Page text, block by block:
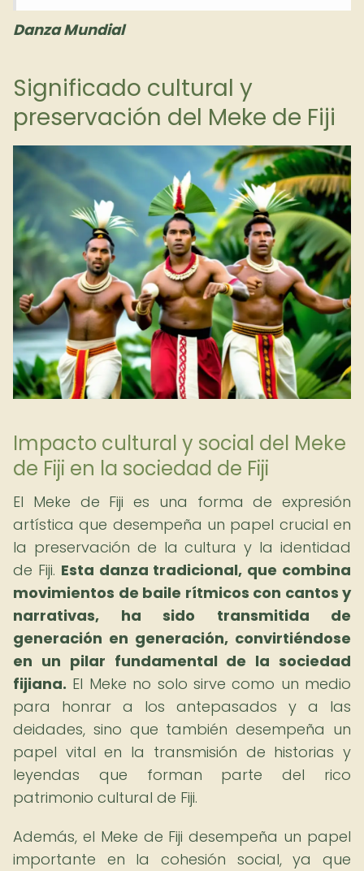
Danza Mundial
Significado cultural y
preservación del Meke de Fiji
Impacto cultural y social del Meke
de Fiji en la sociedad de Fiji
El Meke de Fiji es una forma de expresión
artística que desempeña un papel crucial en
la preservación de la cultura y la identidad
de Fiji. Esta danza tradicional, que combina
movimientos de baile rítmicos con cantos y
narrativas, ha sido transmitida de
generación en generación, convirtiéndose
en un pilar fundamental de la sociedad
fijiana. El Meke no solo sirve como un medio
para honrar a los antepasados y a las
deidades, sino que también desempeña un
papel vital en la transmisión de historias y
leyendas que forman parte del rico
patrimonio cultural de Fiji.
Además, el Meke de Fiji desempeña un papel
importante en la cohesión social, ya que